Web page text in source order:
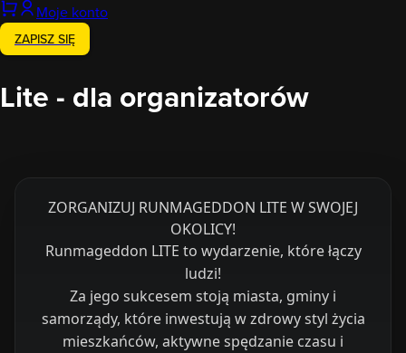
Moje konto
ZAPISZ SIĘ
Lite - dla organizatorów
ZORGANIZUJ RUNMAGEDDON LITE W SWOJEJ
OKOLICY!
Runmageddon LITE to wydarzenie, które łączy
ludzi!
Za jego sukcesem stoją miasta, gminy i
samorządy, które inwestują w zdrowy styl życia
mieszkańców, aktywne spędzanie czasu i